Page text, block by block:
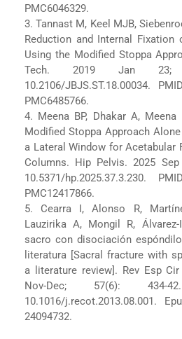
PMC6046329.
3. Tannast M, Keel MJB,
Reduction and Internal Fixation
Using the Modified Stoppa
Tech. 2019 Jan
10.2106/JBJS.ST.18.00034.
PMC6485766.
4. Meena BP, Dhakar A, Meena
Modified Stoppa Approach
a Lateral Window for Acetabular
Columns. Hip Pelvis. 2025
10.5371/hp.2025.37.3.230.
PMC12417866.
5. Cearra I, Alonso R,
Lauzirika A, Mongil R,
sacro con disociación
literatura [Sacral fracture with
a literature review]. Rev Esp
Nov-Dec; 57(6): 434-
10.1016/j.recot.2013.08.001.
24094732.